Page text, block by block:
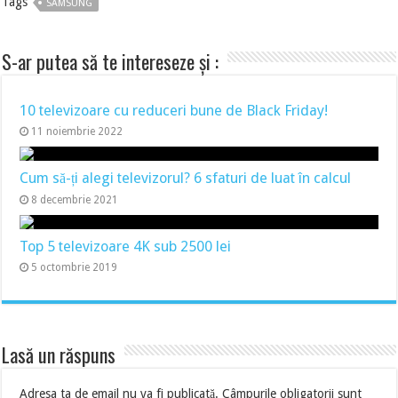
SAMSUNG
S-ar putea să te intereseze și :
10 televizoare cu reduceri bune de Black Friday!
11 noiembrie 2022
Cum să-ți alegi televizorul? 6 sfaturi de luat în calcul
8 decembrie 2021
Top 5 televizoare 4K sub 2500 lei
5 octombrie 2019
Lasă un răspuns
Adresa ta de email nu va fi publicată. Câmpurile obligatorii sunt